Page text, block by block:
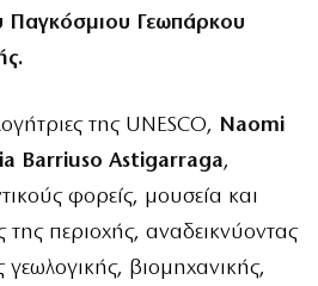
Παγκόσμιου Γεωπάρκου
της UNESCO, Naomi
Barriuso Astigarraga,
φορείς, μουσεία και
της περιοχής, αναδεικνύοντας
βιομηχανικής,